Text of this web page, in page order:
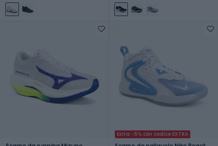
Extra -5% con codice EXTRA